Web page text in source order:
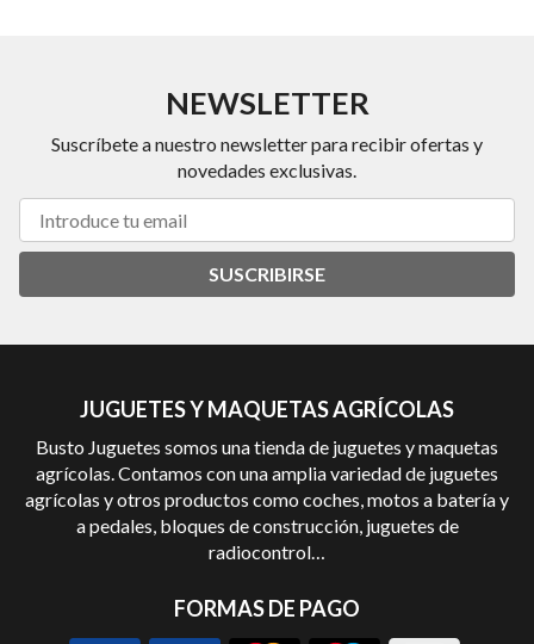
NEWSLETTER
Suscríbete a nuestro newsletter para recibir ofertas y
novedades exclusivas.
SUSCRIBIRSE
JUGUETES Y MAQUETAS AGRÍCOLAS
Busto Juguetes somos una tienda de juguetes y maquetas
agrícolas. Contamos con una amplia variedad de juguetes
agrícolas y otros productos como coches, motos a batería y
a pedales, bloques de construcción, juguetes de
radiocontrol…
FORMAS DE PAGO